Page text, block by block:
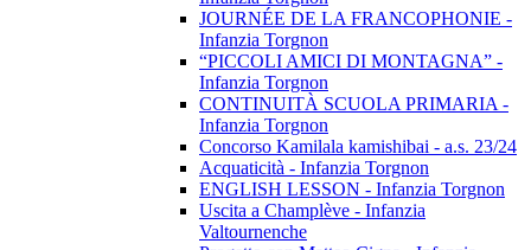
JOURNÉE DE LA FRANCOPHONIE -
Infanzia Torgnon
“PICCOLI AMICI DI MONTAGNA” -
Infanzia Torgnon
CONTINUITÀ SCUOLA PRIMARIA -
Infanzia Torgnon
Concorso Kamilala kamishibai - a.s. 23/24
Acquaticità - Infanzia Torgnon
ENGLISH LESSON - Infanzia Torgnon
Uscita a Champlève - Infanzia
Valtournenche